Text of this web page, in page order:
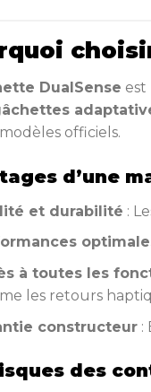
DualSense est
officiels.
d’une
et durabilité :
à toutes les
les retours
constructeur:
des